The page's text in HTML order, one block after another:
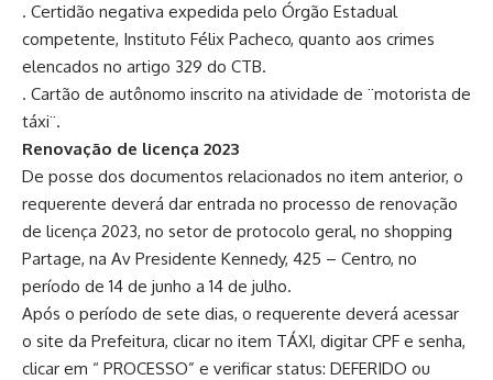
. Certidão negativa expedida pelo Órgão Estadual
competente, Instituto Félix Pacheco, quanto aos crimes
elencados no artigo 329 do CTB.
. Cartão de autônomo inscrito na atividade de ¨motorista de
táxi¨.
Renovação de licença 2023
De posse dos documentos relacionados no item anterior, o
requerente deverá dar entrada no processo de renovação
de licença 2023, no setor de protocolo geral, no shopping
Partage, na Av Presidente Kennedy, 425 – Centro, no
período de 14 de junho a 14 de julho.
Após o período de sete dias, o requerente deverá acessar
o site da Prefeitura, clicar no item TÁXI, digitar CPF e senha,
clicar em “ PROCESSO” e verificar status: DEFERIDO ou